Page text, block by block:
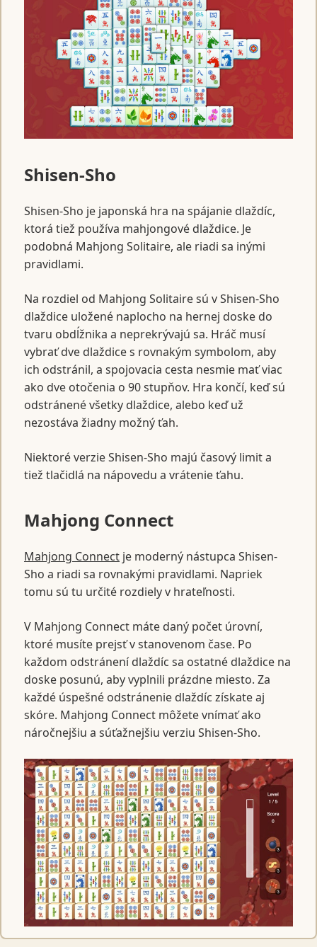
Shisen-Sho
Shisen-Sho je japonská hra na spájanie dlaždíc,
ktorá tiež používa mahjongové dlaždice. Je
podobná Mahjong Solitaire, ale riadi sa inými
pravidlami.
Na rozdiel od Mahjong Solitaire sú v Shisen-Sho
dlaždice uložené naplocho na hernej doske do
tvaru obdĺžnika a neprekrývajú sa. Hráč musí
vybrať dve dlaždice s rovnakým symbolom, aby
ich odstránil, a spojovacia cesta nesmie mať viac
ako dve otočenia o 90 stupňov. Hra končí, keď sú
odstránené všetky dlaždice, alebo keď už
nezostáva žiadny možný ťah.
Niektoré verzie Shisen-Sho majú časový limit a
tiež tlačidlá na nápovedu a vrátenie ťahu.
Mahjong Connect
Mahjong Connect je moderný nástupca Shisen-
Sho a riadi sa rovnakými pravidlami. Napriek
tomu sú tu určité rozdiely v hrateľnosti.
V Mahjong Connect máte daný počet úrovní,
ktoré musíte prejsť v stanovenom čase. Po
každom odstránení dlaždíc sa ostatné dlaždice na
doske posunú, aby vyplnili prázdne miesto. Za
každé úspešné odstránenie dlaždíc získate aj
skóre. Mahjong Connect môžete vnímať ako
náročnejšiu a súťažnejšiu verziu Shisen-Sho.